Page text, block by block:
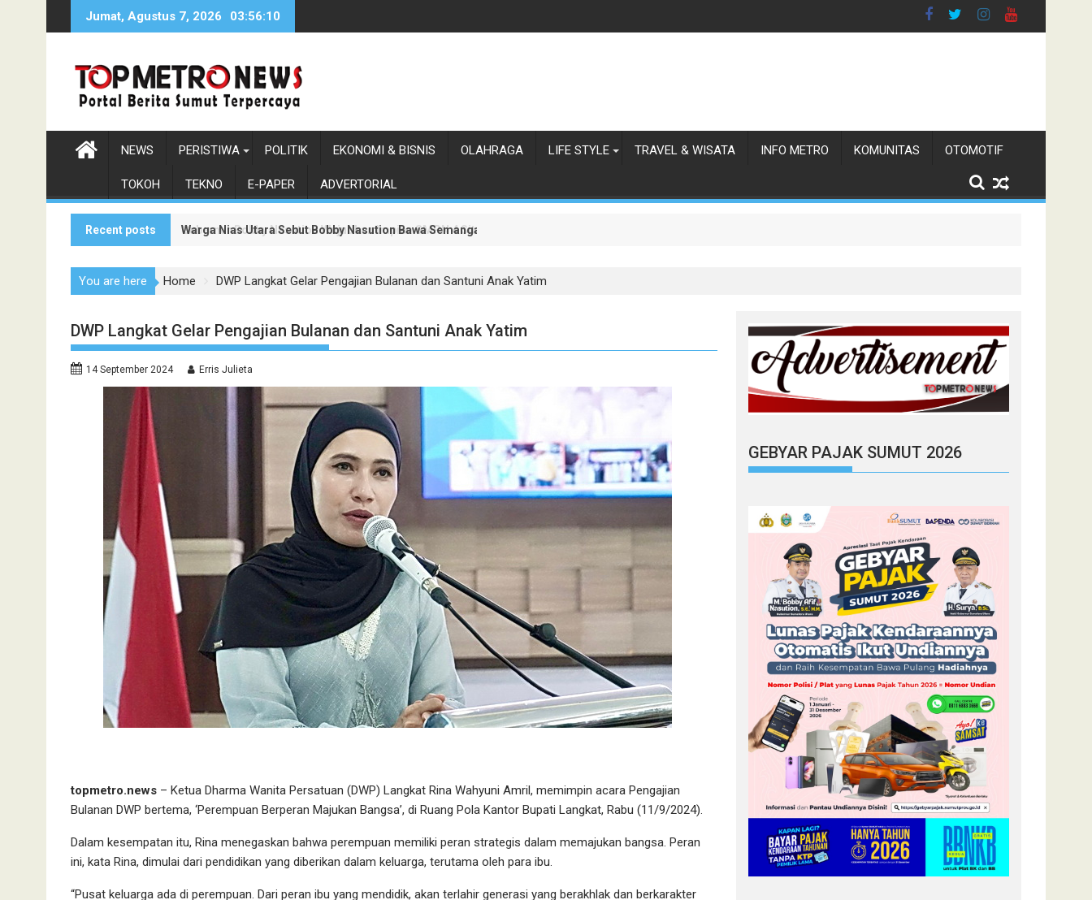
Jumat, Agustus 7, 2026 03:56:11
NEWS PERISTIWA POLITIK EKONOMI & BISNIS OLAHRAGA LIFE STYLE TRAVEL & WISATA INFO METRO KOMUNITAS OTOMOTIF
TOKOH TEKNO E-PAPER ADVERTORIAL
Recent posts Warga Nias Utara Sebut Bobby Nasution Bawa Semangat Baru Pembangunan Sumut
Gubernur Bobby Nasution Wujudkan Impian SMPN 4 Sitolu Ori Miliki Gedung Permanen
You are here Home DWP Langkat Gelar Pengajian Bulanan dan Santuni Anak Yatim
DWP Langkat Gelar Pengajian Bulanan dan Santuni Anak Yatim
14 September 2024 Erris Julieta
topmetro.news – Ketua Dharma Wanita Persatuan (DWP) Langkat Rina Wahyuni Amril, memimpin acara Pengajian
Bulanan DWP bertema, ‘Perempuan Berperan Majukan Bangsa’, di Ruang Pola Kantor Bupati Langkat, Rabu (11/9/2024).
Dalam kesempatan itu, Rina menegaskan bahwa perempuan memiliki peran strategis dalam memajukan bangsa. Peran
ini, kata Rina, dimulai dari pendidikan yang diberikan dalam keluarga, terutama oleh para ibu.
“Pusat keluarga ada di perempuan. Dari peran ibu yang mendidik, akan terlahir generasi yang berakhlak dan berkarakter
GEBYAR PAJAK SUMUT 2026